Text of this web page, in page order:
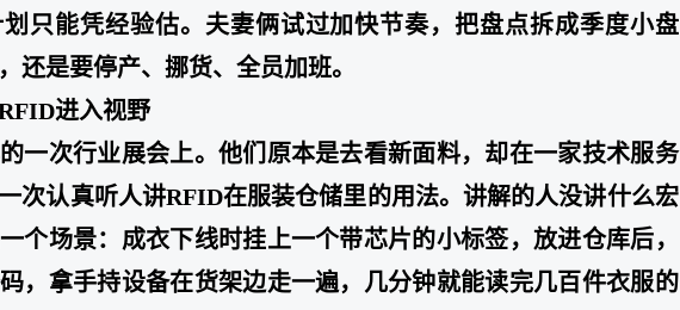
只能凭经验估。夫妻俩试过加快节奏，把盘点拆成季度小盘
还是要停产、挪货、全员加班。
进入视野
一次行业展会上。他们原本是去看新面料，却在一家技术服务
次认真听人讲RFID在服装仓储里的用法。讲解的人没讲什么宏
个场景：成衣下线时挂上一个带芯片的小标签，放进仓库后，
，拿手持设备在货架边走一遍，几分钟就能读完几百件衣服的